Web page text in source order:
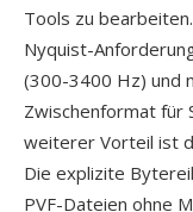
Tools zu
Nyquist-
(300-3400 Hz) und
Zwischenformat für
weiterer Vorteil ist
Die explizite
PVF-Dateien ohne